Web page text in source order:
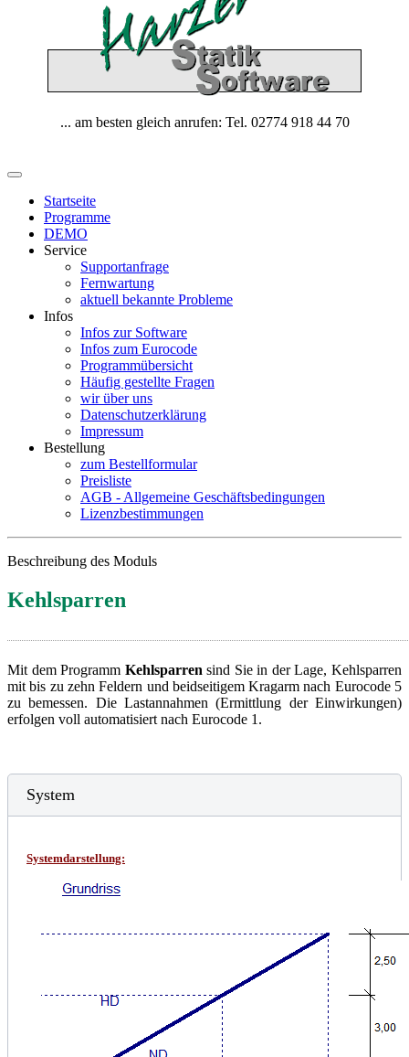
... am besten gleich anrufen: Tel. 02774 918 44 70
Startseite
Programme
DEMO
Service
Supportanfrage
Fernwartung
aktuell bekannte Probleme
Infos
Infos zur Software
Infos zum Eurocode
Programmübersicht
Häufig gestellte Fragen
wir über uns
Datenschutzerklärung
Impressum
Bestellung
zum Bestellformular
Preisliste
AGB - Allgemeine Geschäftsbedingungen
Lizenzbestimmungen
Beschreibung des Moduls
Kehlsparren
Mit dem Programm Kehlsparrensind Sie in der Lage, Kehlsparren
mit bis zu zehn Feldern und beidseitigem Kragarm nach Eurocode 5
zu bemessen. Die Lastannahmen (Ermittlung der Einwirkungen)
erfolgen voll automatisiert nach Eurocode 1.
System
Systemdarstellung: